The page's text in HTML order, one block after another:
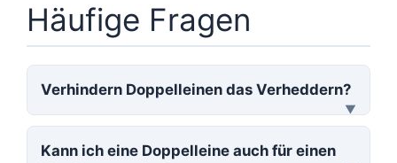
Häufige Fragen
Verhindern Doppelleinen das Verheddern?
Kann ich eine Doppelleine auch für einen